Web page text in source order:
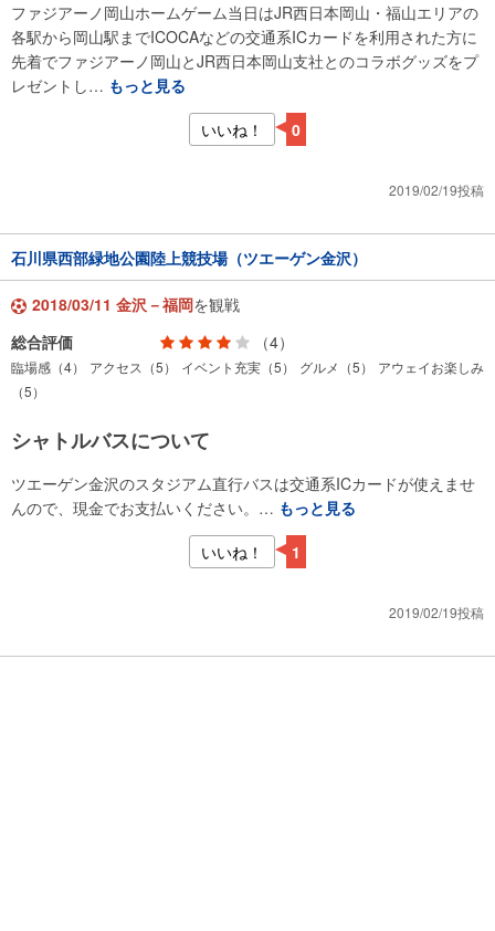
ファジアーノ岡山ホームゲーム当日はJR西日本岡山・福山エリアの
各駅から岡山駅までICOCAなどの交通系ICカードを利用された方に
先着でファジアーノ岡山とJR西日本岡山支社とのコラボグッズをプ
レゼントし… もっと見る
いいね！
0
2019/02/19投稿
石川県西部緑地公園陸上競技場（ツエーゲン金沢）
2018/03/11 金沢－福岡を観戦
総合評価
（4）
臨場感（4） アクセス（5） イベント充実（5） グルメ（5）
アウェイお楽しみ
（5）
シャトルバスについて
ツエーゲン金沢のスタジアム直行バスは交通系ICカードが使えませ
んので、現金でお支払いください。… もっと見る
いいね！
1
2019/02/19投稿